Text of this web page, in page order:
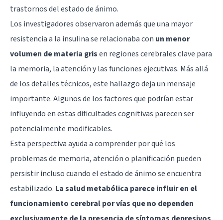
trastornos del estado de ánimo.
Los investigadores observaron además que una mayor
resistencia a la insulina se relacionaba con un menor
volumen de materia grisen regiones cerebrales clave para
la memoria, la atención y las funciones ejecutivas. Más allá
de los detalles técnicos, este hallazgo deja un mensaje
importante. Algunos de los factores que podrían estar
influyendo en estas dificultades cognitivas parecen ser
potencialmente modificables.
Esta perspectiva ayuda a comprender por qué los
problemas de memoria, atención o planificación pueden
persistir incluso cuando el estado de ánimo se encuentra
estabilizado. La salud metabólica parece influir en el
funcionamiento cerebral por vías que no dependen